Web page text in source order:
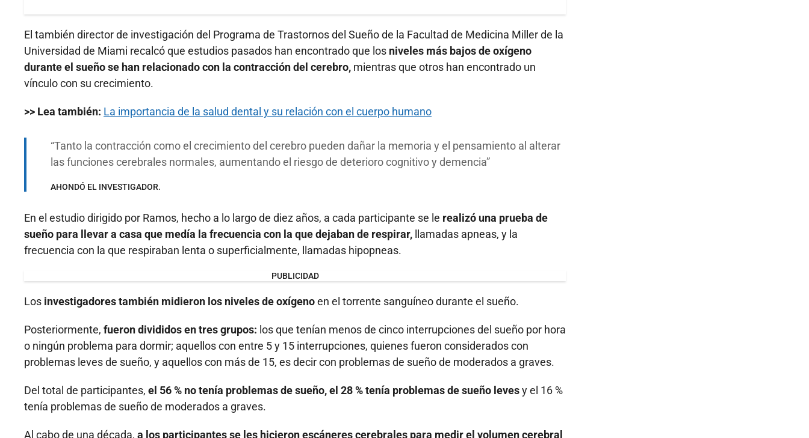
El también director de investigación del Programa de Trastornos del Sueño de la Facultad de Medicina Miller de la
Universidad de Miami recalcó que estudios pasados han encontrado que los niveles más bajos de oxígeno
durante el sueño se han relacionado con la contracción del cerebro, mientras que otros han encontrado un
vínculo con su crecimiento.
>> Lea también: La importancia de la salud dental y su relación con el cuerpo humano
Tanto la contracción como el crecimiento del cerebro pueden dañar la memoria y el pensamiento al alterar
las funciones cerebrales normales, aumentando el riesgo de deterioro cognitivo y demencia
AHONDÓ EL INVESTIGADOR.
En el estudio dirigido por Ramos, hecho a lo largo de diez años, a cada participante se le realizó una prueba de
sueño para llevar a casa que medía la frecuencia con la que dejaban de respirar, llamadas apneas, y la
frecuencia con la que respiraban lenta o superficialmente, llamadas hipopneas.
PUBLICIDAD
Los investigadores también midieron los niveles de oxígenoen el torrente sanguíneo durante el sueño.
Posteriormente, fueron divididos en tres grupos: los que tenían menos de cinco interrupciones del sueño por hora
o ningún problema para dormir; aquellos con entre 5 y 15 interrupciones, quienes fueron considerados con
problemas leves de sueño, y aquellos con más de 15, es decir con problemas de sueño de moderados a graves.
Del total de participantes, el 56 % no tenía problemas de sueño, el 28 % tenía problemas de sueño levesy el 16 %
tenía problemas de sueño de moderados a graves.
Al cabo de una década, a los participantes se les hicieron escáneres cerebrales para medir el volumen cerebral